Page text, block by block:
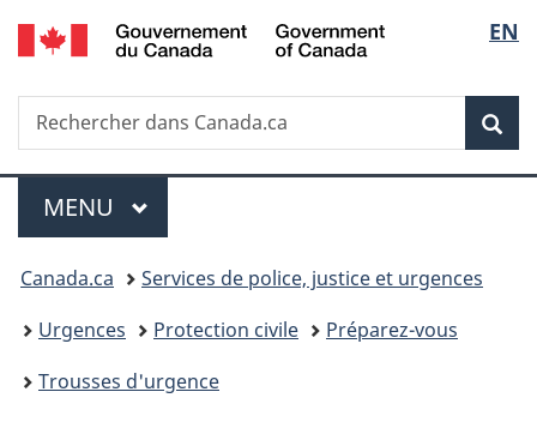
Passer
au
principal
Passer
à
Au
du
Passer
à
version
simplifiée
de
la
EN
Recherche
Rechercher
dans
Menu
MENU PRINCIPAL
Vous
êtes
ici :
Canada.ca
Services de police, justice et urgences
Urgences
Protection civile
Préparez-vous
Trousses d'urgence